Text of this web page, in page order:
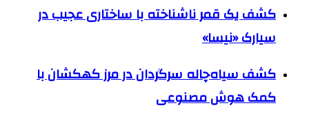
کشف یک قمر ناشناخته با ساختاری عجیب در
سیارک «نیسا»
کشف سیاه‌چاله سرگردان در مرز کهکشان با
کمک هوش مصنوعی